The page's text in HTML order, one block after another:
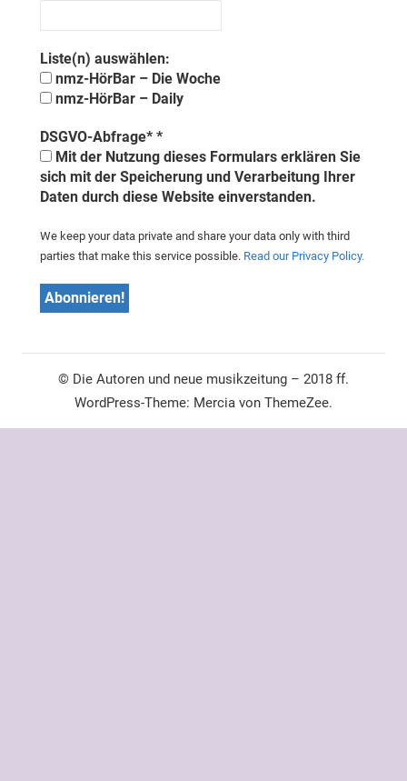
Liste(n) auswählen:
nmz-HörBar – Die Woche
nmz-HörBar – Daily
DSGVO-Abfrage* *
Mit der Nutzung dieses Formulars erklären Sie
sich mit der Speicherung und Verarbeitung Ihrer
Daten durch diese Website einverstanden.
We keep your data private and share your data only with third
parties that make this service possible. Read our Privacy Policy.
© Die Autoren und neue musikzeitung – 2018 ff.
WordPress-Theme: Mercia von ThemeZee.